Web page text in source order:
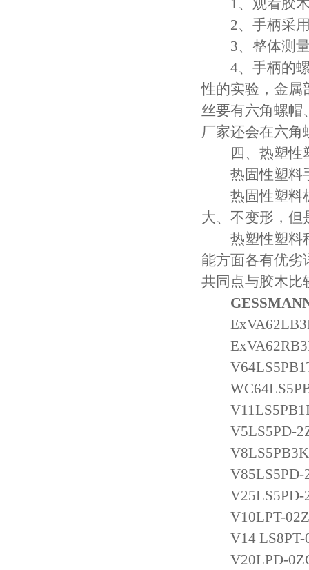
1、观看胶木
2、手柄采用
3、整体测量
4、手柄的螺
性的实验，金属
丝要有六角螺帽
厂家还会在六角
四、热塑性塑
热固性塑料手
热固性塑料机
大、不变形，但
热塑性塑料种
能方面各有优劣
共同点与胶木比
V64LS5PB1T-
V5LS5PD-
V8LS5PB3K-
V85LS5PD-
V25LS5PD-
V10LPT-
V14 LS8PT-
V20LPD-